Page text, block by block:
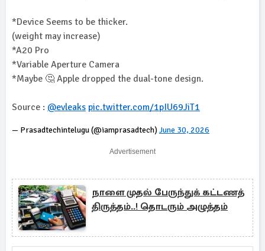
*Device Seems to be thicker.
(weight may increase)
*A20 Pro
*Variable Aperture Camera
*Maybe 🤔 Apple dropped the dual-tone design.
Source : @evleaks pic.twitter.com/1pIU69JiT1
— Prasadtechintelugu (@iamprasadtech) June 30, 2026
Advertisement
நாளை முதல் பேருந்துக் கட்டணத்
திருத்தம்..! தொடரும் அழுத்தம்